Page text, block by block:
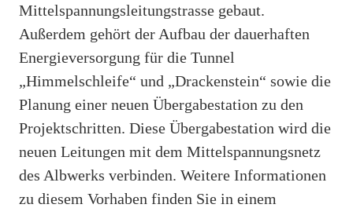
Mittelspannungsleitungstrasse gebaut.
Außerdem gehört der Aufbau der dauerhaften
Energieversorgung für die Tunnel
„Himmelschleife“ und „Drackenstein“ sowie die
Planung einer neuen Übergabestation zu den
Projektschritten. Diese Übergabestation wird die
neuen Leitungen mit dem Mittelspannungsnetz
des Albwerks verbinden. Weitere Informationen
zu diesem Vorhaben finden Sie in einem